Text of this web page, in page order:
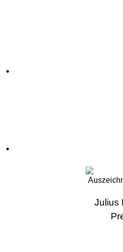
AUSZEICHNUNGEN
Julius